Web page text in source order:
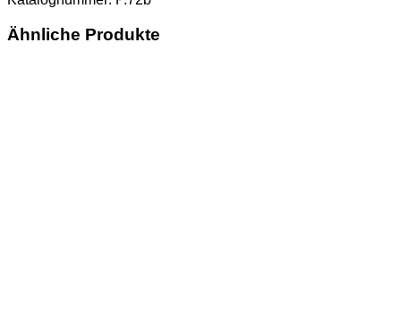
Ähnliche Produkte